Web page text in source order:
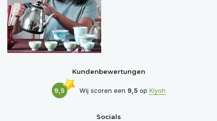
Kundenbewertungen
9,5 Wij scoren een 9,5op Kiyoh
Socials